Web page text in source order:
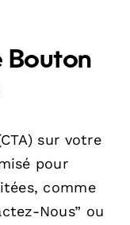
Bouton
sur votre
pour
comme
Nous” ou